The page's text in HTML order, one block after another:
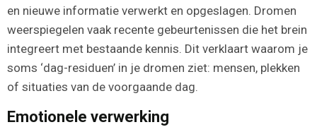
en nieuwe informatie verwerkt en opgeslagen. Dromen
weerspiegelen vaak recente gebeurtenissen die het brein
integreert met bestaande kennis. Dit verklaart waarom je
soms ‘dag-residuen’ in je dromen ziet: mensen, plekken
of situaties van de voorgaande dag.
Emotionele verwerking